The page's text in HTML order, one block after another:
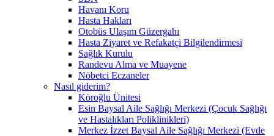
Havanı Koru
Hasta Hakları
Otobüs Ulaşım Güzergahı
Hasta Ziyaret ve Refakatçi Bilgilendirmesi
Sağlık Kurulu
Randevu Alma ve Muayene
Nöbetci Eczaneler
Nasıl giderim?
Köroğlu Ünitesi
Esin Baysal Aile Sağlığı Merkezi (Çocuk Sağlığı
ve Hastalıkları Poliklinikleri)
Merkez İzzet Baysal Aile Sağlığı Merkezi (Evde